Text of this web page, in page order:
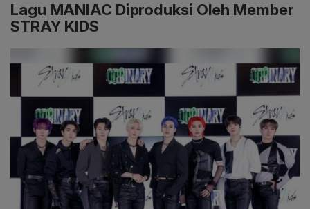
Lagu MANIAC Diproduksi Oleh Member
STRAY KIDS